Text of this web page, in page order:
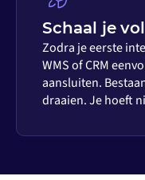
Schaal je
Zodra je eerste
WMS of CRM
aansluiten.
draaien. Je hoeft